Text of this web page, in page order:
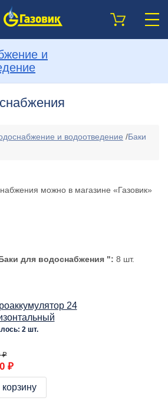
и
и водоотведение /Баки
можно в магазине «Газовик»
для водоснабжения ": 8 шт.
24
2 шт.
₽
₽
корзину